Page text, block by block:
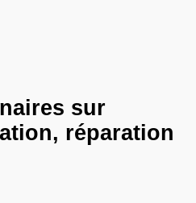
sur
réparation